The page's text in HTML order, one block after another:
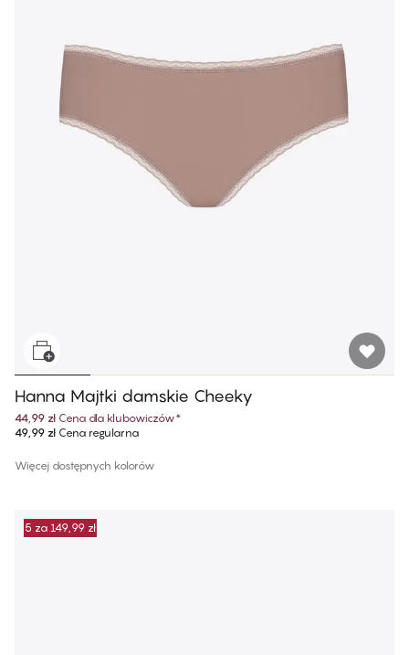
Hanna Majtki damskie Cheeky
44,99 zł Cena dla klubowiczów*
49,99 złCena regularna
Więcej dostępnych kolorów
5 za 149,99 zł